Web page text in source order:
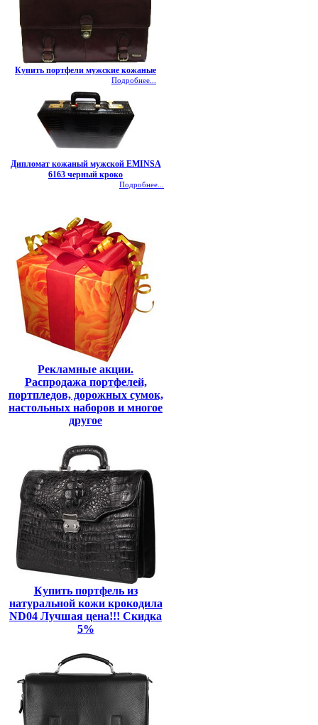
Купить портфели мужские кожаные
Подробнее...
Дипломат кожаный мужской EMINSA
6163 черный кроко
Подробнее...
Рекламные акции.
Распродажа портфелей,
портпледов, дорожных сумок,
настольных наборов и многое
другое
Купить портфель из
натуральной кожи крокодила
ND04 Лучшая цена!!! Скидка
5%